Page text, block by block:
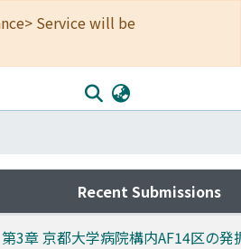
Service will be
Recent Submissions
第3章 京都大学病院構内AF14区の発